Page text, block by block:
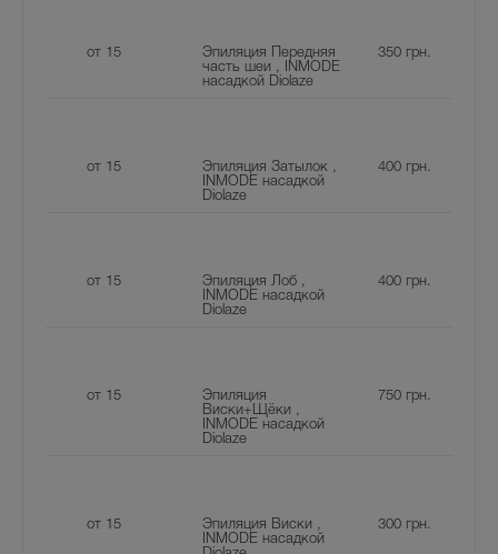
от 15
Эпиляция Передняя
часть шеи , INMODE
насадкой Diolaze
350грн.
от 15
Эпиляция Затылок ,
INMODE насадкой
Diolaze
400грн.
от 15
Эпиляция Лоб ,
INMODE насадкой
Diolaze
400грн.
от 15
Эпиляция
Виски+Щёки ,
INMODE насадкой
Diolaze
750грн.
от 15
Эпиляция Виски ,
INMODE насадкой
300грн.